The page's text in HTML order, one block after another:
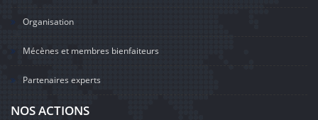
Organisation
Mécènes et membres bienfaiteurs
Partenaires experts
NOS ACTIONS